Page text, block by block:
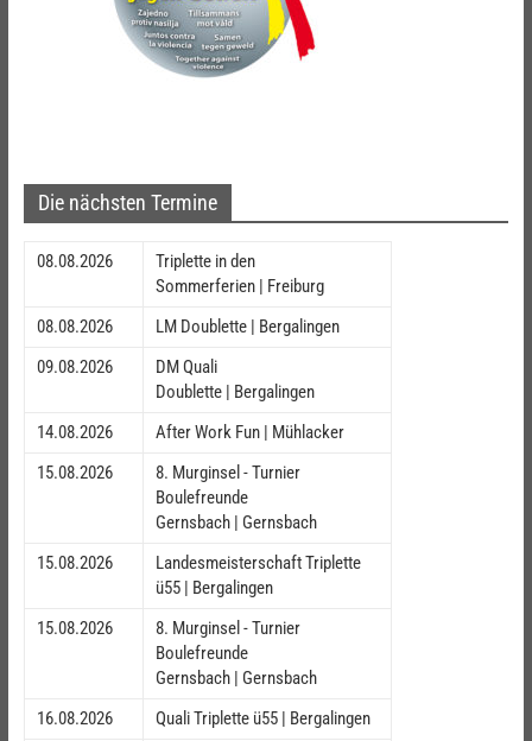
Die nächsten Termine
08.08.2026
Triplette in den
Sommerferien | Freiburg
08.08.2026
LM Doublette | Bergalingen
09.08.2026
DM Quali
Doublette | Bergalingen
14.08.2026
After Work Fun | Mühlacker
15.08.2026
8. Murginsel - Turnier
Boulefreunde
Gernsbach | Gernsbach
15.08.2026
Landesmeisterschaft Triplette
ü55 | Bergalingen
15.08.2026
8. Murginsel - Turnier
Boulefreunde
Gernsbach | Gernsbach
16.08.2026
Quali Triplette ü55 | Bergalingen